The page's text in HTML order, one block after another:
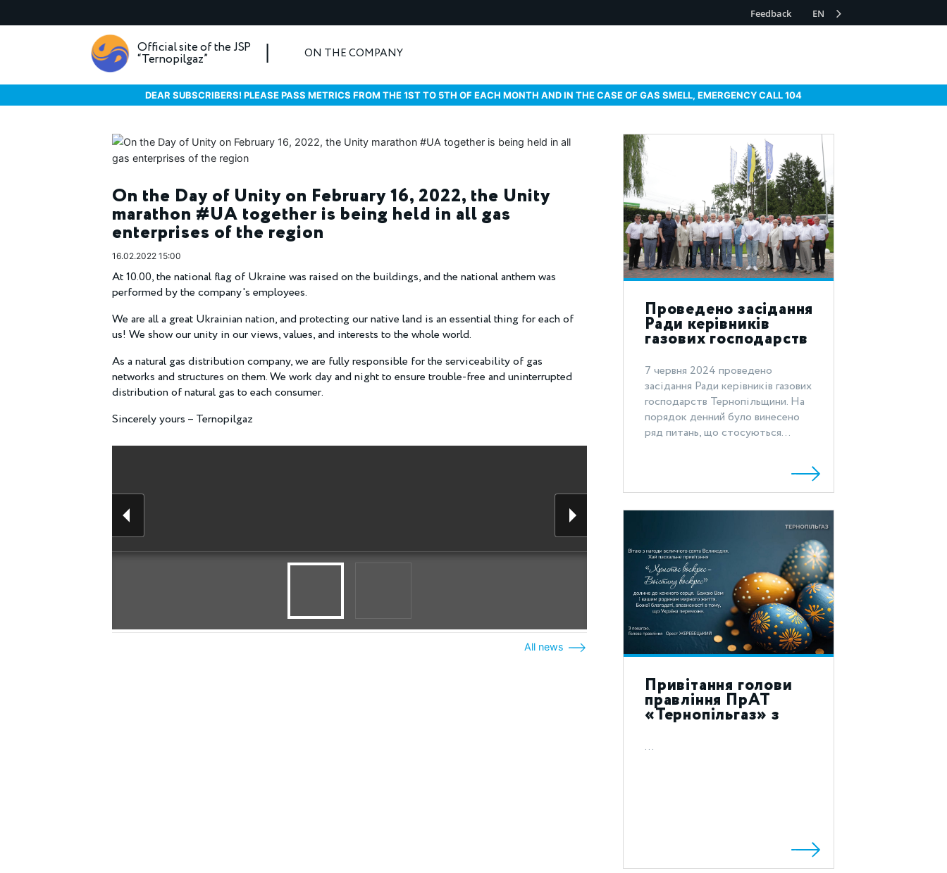
Feedback EN
Official site of the JSP
“Ternopilgaz” ON THE COMPANY
DEAR SUBSCRIBERS! PLEASE PASS METRICS FROM THE 1ST TO 5TH OF EACH MONTH AND IN THE CASE OF GAS SMELL, EMERGENCY CALL 104
On the Day of Unity on February 16, 2022, the Unity
marathon #UA together is being held in all gas
enterprises of the region
16.02.2022 15:00
At 10.00, the national flag of Ukraine was raised on the buildings, and the national anthem was
performed by the company's employees.
We are all a great Ukrainian nation, and protecting our native land is an essential thing for each of
us! We show our unity in our views, values, and interests to the whole world.
As a natural gas distribution company, we are fully responsible for the serviceability of gas
networks and structures on them. We work day and night to ensure trouble-free and uninterrupted
distribution of natural gas to each consumer.
Sincerely yours – Ternopilgaz
All news
Проведено засідання
Ради керівників
газових господарств
Тернопільщини
7 червня 2024 проведено
засідання Ради керівників газових
господарств Тернопільщини. На
порядок денний було винесено
ряд питань, що стосуються...
Привітання голови
правління ПрАТ
«Тернопільгаз» з
святом Воскресіння
Христового 2023!
...